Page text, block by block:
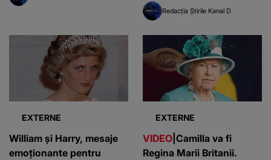
Redacția Știrile Kanal D
EXTERNE
William și Harry, mesaje
emoționante pentru
EXTERNE
VIDEO |Camilla va fi
Regina Marii Britanii.